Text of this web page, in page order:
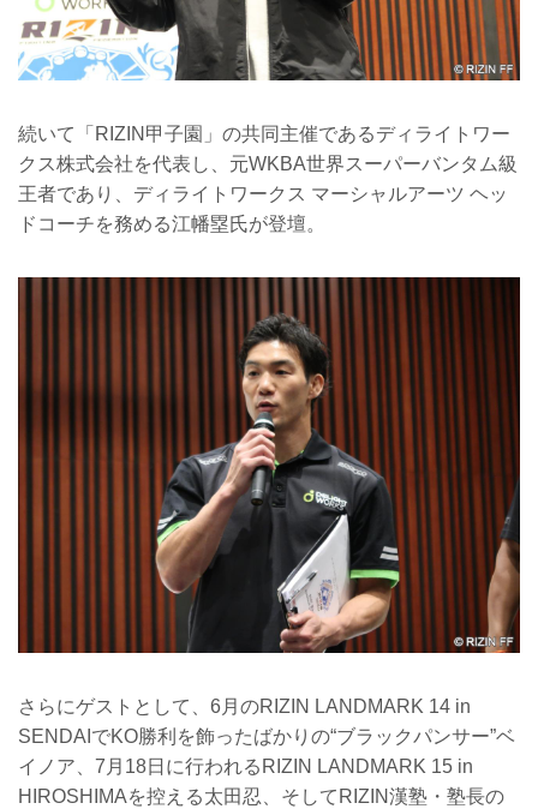
続いて「RIZIN甲子園」の共同主催であるディライトワー
クス株式会社を代表し、元WKBA世界スーパーバンタム級
王者であり、ディライトワークス マーシャルアーツ ヘッ
ドコーチを務める江幡塁氏が登壇。
さらにゲストとして、6月のRIZIN LANDMARK 14 in
SENDAIでKO勝利を飾ったばかりの“ブラックパンサー”ベ
イノア、7月18日に行われるRIZIN LANDMARK 15 in
HIROSHIMAを控える太田忍、そしてRIZIN漢塾・塾長の